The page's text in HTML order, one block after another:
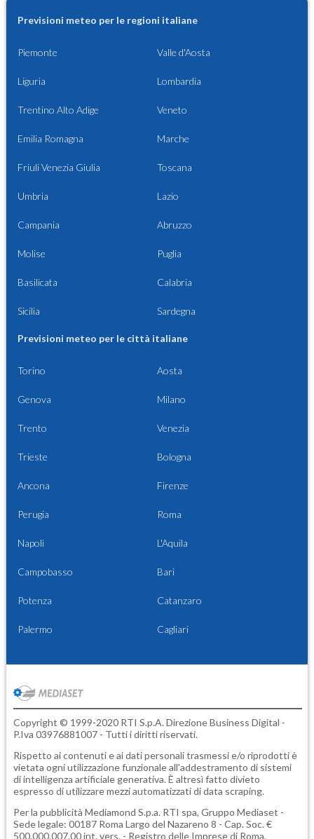
Previsioni meteo per le regioni italiane
Piemonte Valle d'Aosta
Liguria Lombardia
Trentino Alto Adige Veneto
Emilia Romagna Marche
Friuli Venezia Giulia Toscana
Umbria Lazio
Campania Abruzzo
Molise Puglia
Basilicata Calabria
Sicilia Sardegna
Previsioni meteo per le città italiane
Torino Aosta
Genova Milano
Trento Venezia
Trieste Bologna
Ancona Firenze
Perugia Roma
Napoli L'Aquila
Campobasso Bari
Potenza Catanzaro
Palermo Cagliari
Copyright © 1999-2020 RTI S.p.A. Direzione Business Digital -
P.Iva 03976881007 - Tutti i diritti riservati.
Rispetto ai contenuti e ai dati personali trasmessi e/o riprodotti è
vietata ogni utilizzazione funzionale all'addestramento di sistemi
di intelligenza artificiale generativa. È altresì fatto divieto
espresso di utilizzare mezzi automatizzati di data scraping.
Per la pubblicità Mediamond S.p.a. RTI spa, Gruppo Mediaset -
Sede legale: 00187 Roma Largo del Nazareno 8 - Cap. Soc. €
500.000.007,00 int. vers. - Registro delle Imprese di Roma,